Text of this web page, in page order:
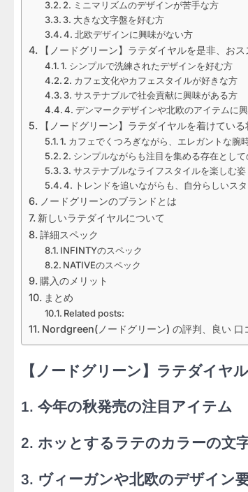
2. ミニマリズムのデザインが苦手な方
3. 大きな文字盤を好む方
4. 北欧デザインに興味がない方
【ノードグリーン】​ラテダイヤルを是非、お
1. シンプルで洗練されたデザインを好む方
2. カフェ文化やカフェスタイルが好きな方
3. サステナブルで社会貢献に興味がある方
4. デンマークデザインや北欧のアイテムに
【ノードグリーン】​ラテダイヤルを着けてい
1. カフェでくつろぎながら、エレガントな腕
2. シンプルながらも注目を集める存在として
3. サステナブルなライフスタイルを楽しむ姿
4. トレンドを追いながらも、自分らしいス
ノードグリーンのブランドとは
新しいラテダイヤルについて
詳細スペック
INFINTYのスペック
NATIVEのスペック
購入のメリット
まとめ
Related posts:
Nordgreen(ノードグリーン) の評判、良い 口
【ノードグリーン】ラテダイヤ
1. 今年の秋発売の注目アイテム
2. ホッとするラテのカラーの文
3. ヴィーガンや北欧のデザイン